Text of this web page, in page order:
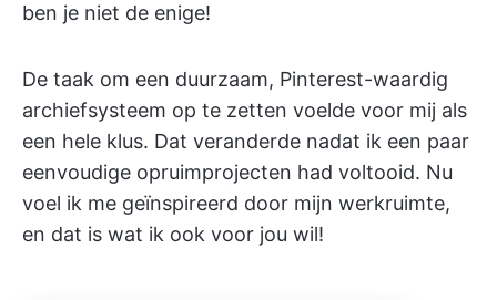
ben je niet de enige!
De taak om een duurzaam, Pinterest-waardig
archiefsysteem op te zetten voelde voor mij als
een hele klus. Dat veranderde nadat ik een paar
eenvoudige opruimprojecten had voltooid. Nu
voel ik me geïnspireerd door mijn werkruimte,
en dat is wat ik ook voor jou wil!